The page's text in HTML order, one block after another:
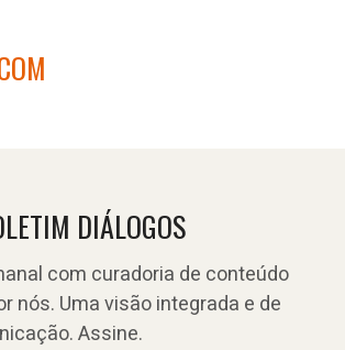
DIÁLOGOS
com curadoria de conteúdo
nós. Uma visão integrada e de
Assine.